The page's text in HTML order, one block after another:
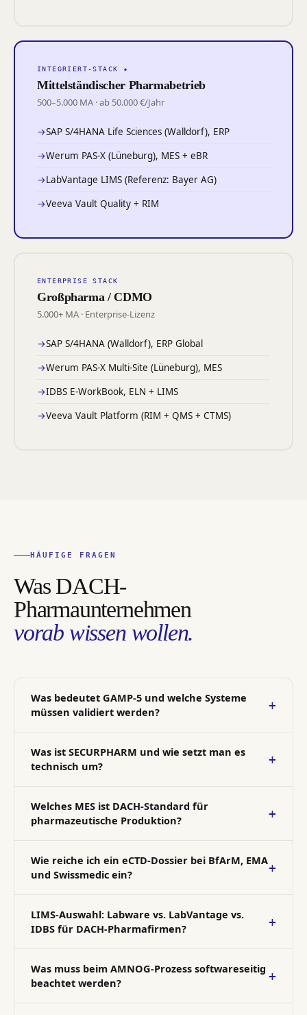
INTEGRIERT-STACK ★
Mittelständischer Pharmabetrieb
500–5.000 MA · ab 50.000 €/Jahr
SAP S/4HANA Life Sciences (Walldorf), ERP
Werum PAS-X (Lüneburg), MES + eBR
LabVantage LIMS (Referenz: Bayer AG)
Veeva Vault Quality + RIM
ENTERPRISE STACK
Großpharma / CDMO
5.000+ MA · Enterprise-Lizenz
SAP S/4HANA (Walldorf), ERP Global
Werum PAS-X Multi-Site (Lüneburg), MES
IDBS E-WorkBook, ELN + LIMS
Veeva Vault Platform (RIM + QMS + CTMS)
HÄUFIGE FRAGEN
Was DACH-
Pharmaunternehmen
vorab wissen wollen.
Was bedeutet GAMP-5 und welche Systeme
müssen validiert werden?
Was ist SECURPHARM und wie setzt man es
technisch um?
Welches MES ist DACH-Standard für
pharmazeutische Produktion?
Wie reiche ich ein eCTD-Dossier bei BfArM, EMA
und Swissmedic ein?
LIMS-Auswahl: Labware vs. LabVantage vs.
IDBS für DACH-Pharmafirmen?
Was muss beim AMNOG-Prozess softwareseitig
beachtet werden?